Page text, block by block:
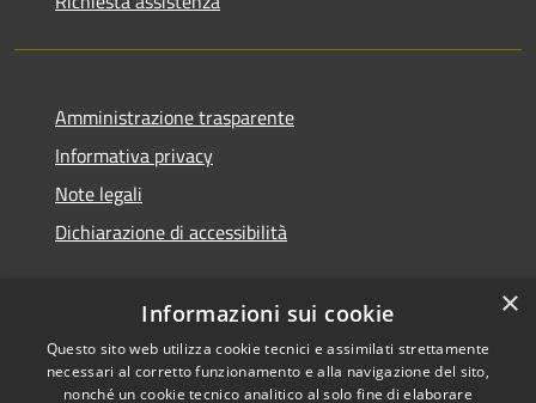
Amministrazione trasparente
Informativa privacy
Note legali
Dichiarazione di accessibilità
×
Informazioni sui cookie
Questo sito web utilizza cookie tecnici e assimilati strettamente
necessari al corretto funzionamento e alla navigazione del sito,
nonché un cookie tecnico analitico al solo fine di elaborare